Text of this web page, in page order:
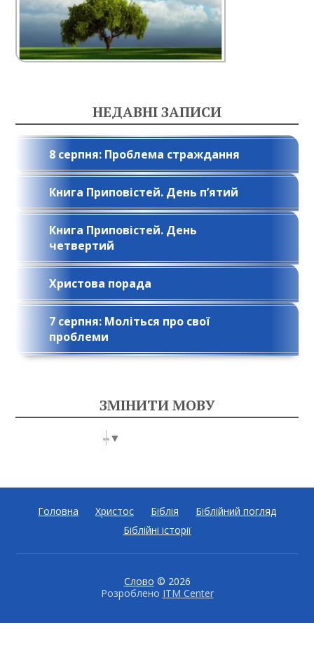
НЕДАВНІ ЗАПИСИ
8 серпня: Проблема страждання
Книга Приповістей. День п’ятий
Книга Приповістей. День
четвертий
Христова порада
7 серпня: Моліться про свої
проблеми
ЗМІНИТИ МОВУ
Select Language ▼
Головна Христос Біблія
Біблійний погляд
Біблійні історії
Слово © 2026
Розроблено ITM Center